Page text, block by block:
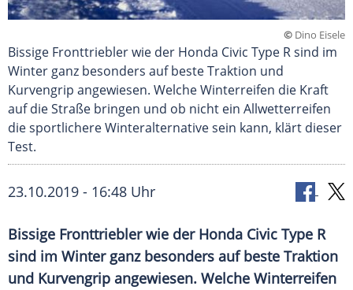
© Dino Eisele
Bissige Fronttriebler wie der Honda Civic Type R sind im
Winter ganz besonders auf beste Traktion und
Kurvengrip angewiesen. Welche Winterreifen die Kraft
auf die Straße bringen und ob nicht ein Allwetterreifen
die sportlichere Winteralternative sein kann, klärt dieser
Test.
23.10.2019 - 16:48 Uhr
Bissige Fronttriebler wie der Honda Civic Type R
sind im Winter ganz besonders auf beste Traktion
und Kurvengrip angewiesen. Welche Winterreifen